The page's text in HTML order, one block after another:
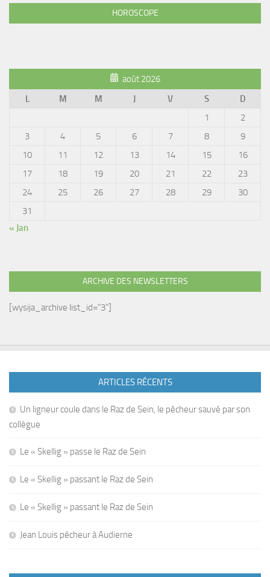
HOROSCOPE
août 2026
L
M M J V S
D
1
2
3
4 5 6 7 8
9
10
11 12 13 14 15
16
17
18 19 20 21 22
23
24
25 26 27 28 29
30
31
« Jan
ARCHIVE DES NEWSLETTERS
[wysija_archive list_id="3"]
ARTICLES RÉCENTS
Un ligneur coule dans le Raz de Sein, le pêcheur sauvé par son
collègue
Le « Skellig » passe le Raz de Sein
Le « Skellig » passant le Raz de Sein
Le « Skellig » passant le Raz de Sein
Jean Louis pêcheur à Audierne